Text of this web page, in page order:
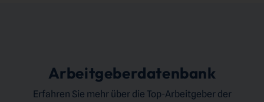
Arbeitgeberdatenbank
Erfahren Sie mehr über die Top-Arbeitgeber der